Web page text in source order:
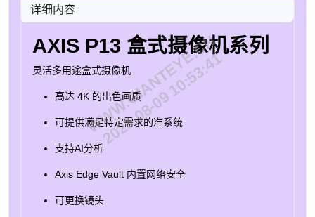
实的色彩和细节。 安全、强大 AXIS P13 系列基于 Axis
片上系统构建，包括 Axis Edge Vault ，基于硬件
cybersecurity 保护设备并防止敏感信息被未经授权访问的
平台。这些高性能摄像机包括 深度学习处理单元
（DLPU） 支持基于边缘深度学习的高级功能和应用。例
如，AXIS Object Analytics 可以检测和分类不同类型的对
象。此外，还可以在边缘收集和分析比以前更多的数据。
AXIS P13 系列产品 AXIS P1385 盒式摄像机 可靠的 2
MP 室内监控 AXIS P1385-B 盒式摄像机 2 MP 室内监控 -
准系统 AXIS P1385-BE 盒式摄像机 2 MP 室外监控 - 准
系统 AXIS P1385-E 盒式摄像机 可靠的 2 MP 户外监控
AXIS P1387 盒式摄像机 可靠的 5 MP 室内监控 AXIS
P1387-BE 盒式摄像机 5 MP 室外监控 - 准系统 AXIS
详细内容
AXIS P13 盒式摄像机系列
灵活多用途盒式摄像机
高达 4K 的出色画质
可提供满足特定需求的准系统
支持AI分析
Axis Edge Vault 内置网络安全
可更换镜头
WWW.GIANTEYE.CN
2026-08-09 10:53:41